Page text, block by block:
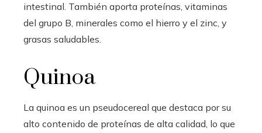
intestinal. También aporta proteínas, vitaminas
del grupo B, minerales como el hierro y el zinc, y
grasas saludables.
Quinoa
La quinoa es un pseudocereal que destaca por su
alto contenido de proteínas de alta calidad, lo que